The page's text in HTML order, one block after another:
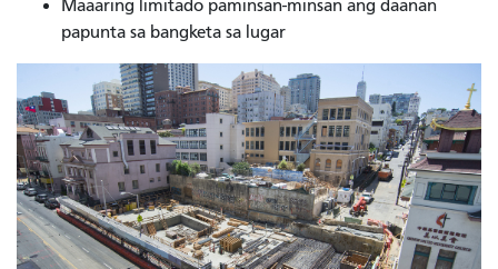
Maaaring limitado paminsan-minsan ang daanan
papunta sa bangketa sa lugar